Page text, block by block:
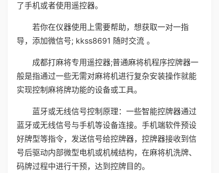
了手机或者使用遥控器。
若你在仪器使用上需要帮助，想获取一对一指
导，添加微信号; kkss8691 随时交流 。
成都打麻将专用遥控器;普通麻将机程序控牌器一
般是指通过一些无需对麻将机进行复杂安装操作就能
实现控制麻将牌功能的设备或工具。
蓝牙或无线信号控制原理：一些智能控牌器通过
蓝牙或无线信号与手机等设备连接。手机端软件预设
好牌型等指令，发送信号给控牌器，控牌器接收到信
号后驱动内部微型电机或机械结构，在麻将机洗牌、
码牌过程中进行干预，达到控牌目的。